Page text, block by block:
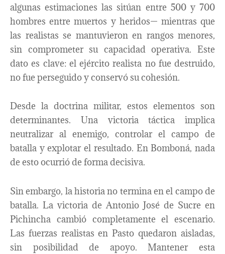
algunas estimaciones las sitúan entre 500 y 700
hombres entre muertos y heridos— mientras que
las realistas se mantuvieron en rangos menores,
sin comprometer su capacidad operativa. Este
dato es clave: el ejército realista no fue destruido,
no fue perseguido y conservó su cohesión.
Desde la doctrina militar, estos elementos son
determinantes. Una victoria táctica implica
neutralizar al enemigo, controlar el campo de
batalla y explotar el resultado. En Bomboná, nada
de esto ocurrió de forma decisiva.
Sin embargo, la historia no termina en el campo de
batalla. La victoria de Antonio José de Sucre en
Pichincha cambió completamente el escenario.
Las fuerzas realistas en Pasto quedaron aisladas,
sin posibilidad de apoyo. Mantener esta